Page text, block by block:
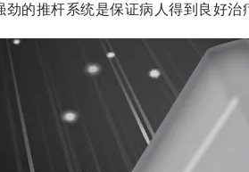
的推杆系统是保证病人得到良好治